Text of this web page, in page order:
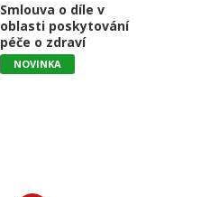
Smlouva o díle v
oblasti poskytování
péče o zdraví
NOVINKA